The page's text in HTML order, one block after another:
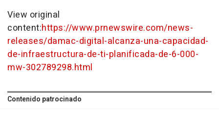
View original
content:https://www.prnewswire.com/news-
releases/damac-digital-alcanza-una-capacidad-
de-infraestructura-de-ti-planificada-de-6-000-
mw-302789298.html
Contenido patrocinado